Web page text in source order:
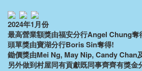
2024年1月份
最高營業額獎由福安分行Angel Chung奪
頭單獎由寶湖分行Boris Sin奪得!
鋤價獎由Mei Ng, May Nip, Candy Chan
另外做到村屋同有貢獻既同事齊齊有獎金